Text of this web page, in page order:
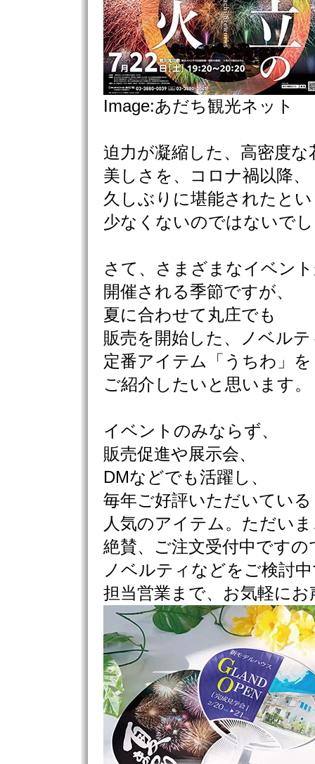
Image:あだち観光ネット
迫力が凝縮した、高密度な
美しさを、コロナ禍以降、
久しぶりに堪能されたと
少なくないのではないで
さて、さまざまなイベン
開催される季節ですが、
夏に合わせて丸庄でも
販売を開始した、ノベルテ
定番アイテム「うちわ」を
ご紹介したいと思います。
イベントのみならず、
販売促進や展示会、
DMなどでも活躍し、
毎年ご好評いただいている
人気のアイテム。ただい
絶賛、ご注文受付中ですの
ノベルティなどをご検討
担当営業まで、お気軽に